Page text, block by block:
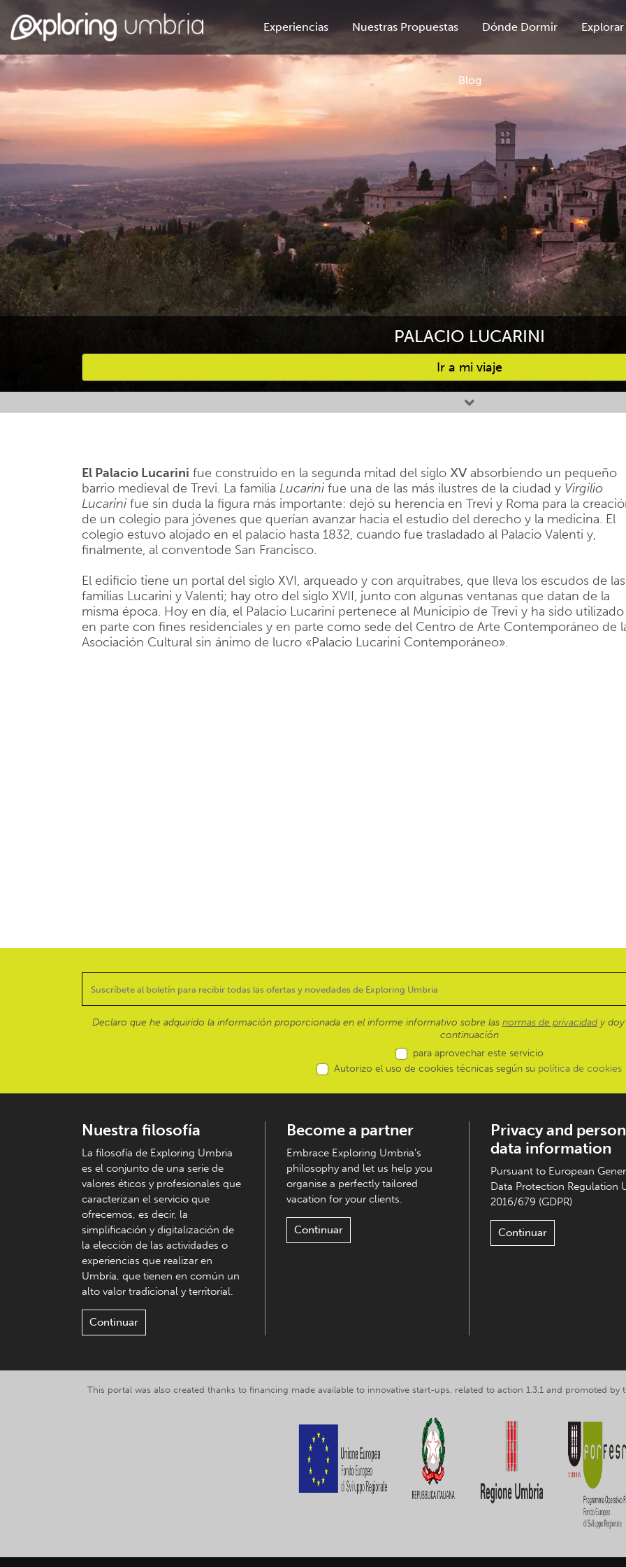
Experiencias Nuestras Propuestas Dónde Dormir
Blog
PALACIO LUCARINI
Ir a mi viaje
Favourites
El Palacio Lucarini fue construido en la segunda mitad del siglo ⅩⅤ absorbiendo un pequeño
barrio medieval de Trevi. La familia Lucarini fue una de las más ilustres de la ciudad y Virgilio
Lucarini fue sin duda la figura más importante: dejó su herencia en Trevi y Roma para la
de un colegio para jóvenes que querían avanzar hacia el estudio del derecho y la medicina. El
colegio estuvo alojado en el palacio hasta 1832, cuando fue trasladado al Palacio Valenti y,
finalmente, al conventode San Francisco.
El edificio tiene un portal del siglo XVI, arqueado y con arquitrabes, que lleva los escudos de las
familias Lucarini y Valenti; hay otro del siglo XVII, junto con algunas ventanas que datan de la
misma época. Hoy en día, el Palacio Lucarini pertenece al Municipio de Trevi y ha sido utilizado
en parte con fines residenciales y en parte como sede del Centro de Arte Contemporáneo de
Asociación Cultural sin ánimo de lucro «Palacio Lucarini Contemporáneo».
Declaro que he adquirido la información proporcionada en el informe informativo sobre las normas de privacidad y
continuación
para aprovechar este servicio
Autorizo el uso de cookies técnicas según su política de cookies
Nuestra filosofía
La filosofía de Exploring Umbria
es el conjunto de una serie de
valores éticos y profesionales que
caracterizan el servicio que
ofrecemos, es decir, la
simplificación y digitalización de
la elección de las actividades o
experiencias que realizar en
Umbría, que tienen en común un
alto valor tradicional y territorial.
Continuar
Become a partner
Embrace Exploring Umbria's
philosophy and let us help you
organise a perfectly tailored
vacation for your clients.
Continuar
Privacy and
data information
Pursuant to European
Data Protection Regulation
2016/679 (GDPR)
Continuar
This portal was also created thanks to financing made available to innovative start-ups, related to action 1.3.1 and promoted by